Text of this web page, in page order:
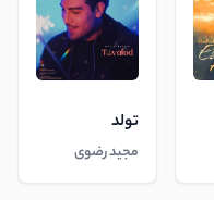
تولد
مجید رضوی